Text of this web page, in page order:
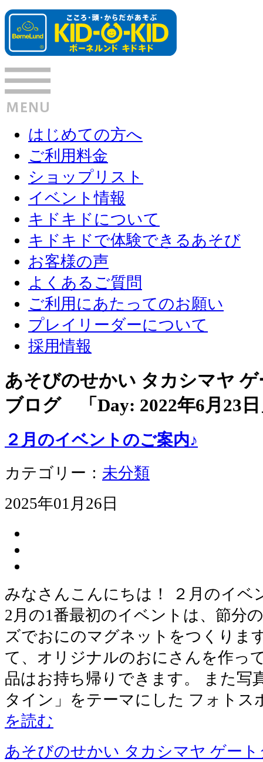
はじめての方へ
ご利用料金
ショップリスト
イベント情報
キドキドについて
キドキドで体験できるあそび
お客様の声
よくあるご質問
ご利用にあたってのお願い
プレイリーダーについて
採用情報
あそびのせかい タカシマヤ
ブログ 「Day: 2022年6月23日
２月のイベントのご案内♪
カテゴリー： 未分類
2025年01月26日
みなさんこんにちは！ ２月のイベ
2月の1番最初のイベントは、節分
ズでおにのマグネットをつくりま
て、オリジナルのおにさんを作っ
品はお持ち帰りできます。 また写
タイン」をテーマにした フォト
を読む
あそびのせかい タカシマヤ ゲー